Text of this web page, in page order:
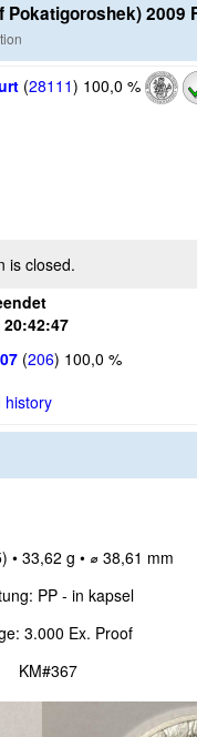
2009
(28111) 100,0 %
is closed.
20:42:47
(206) 100,0 %
history
• 33,62 g • ⌀ 38,61 mm
PP - in kapsel
3.000 Ex. Proof
KM#367